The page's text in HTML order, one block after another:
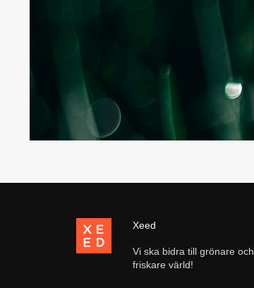
Xeed
Vi ska bidra till grönare och
friskare värld!